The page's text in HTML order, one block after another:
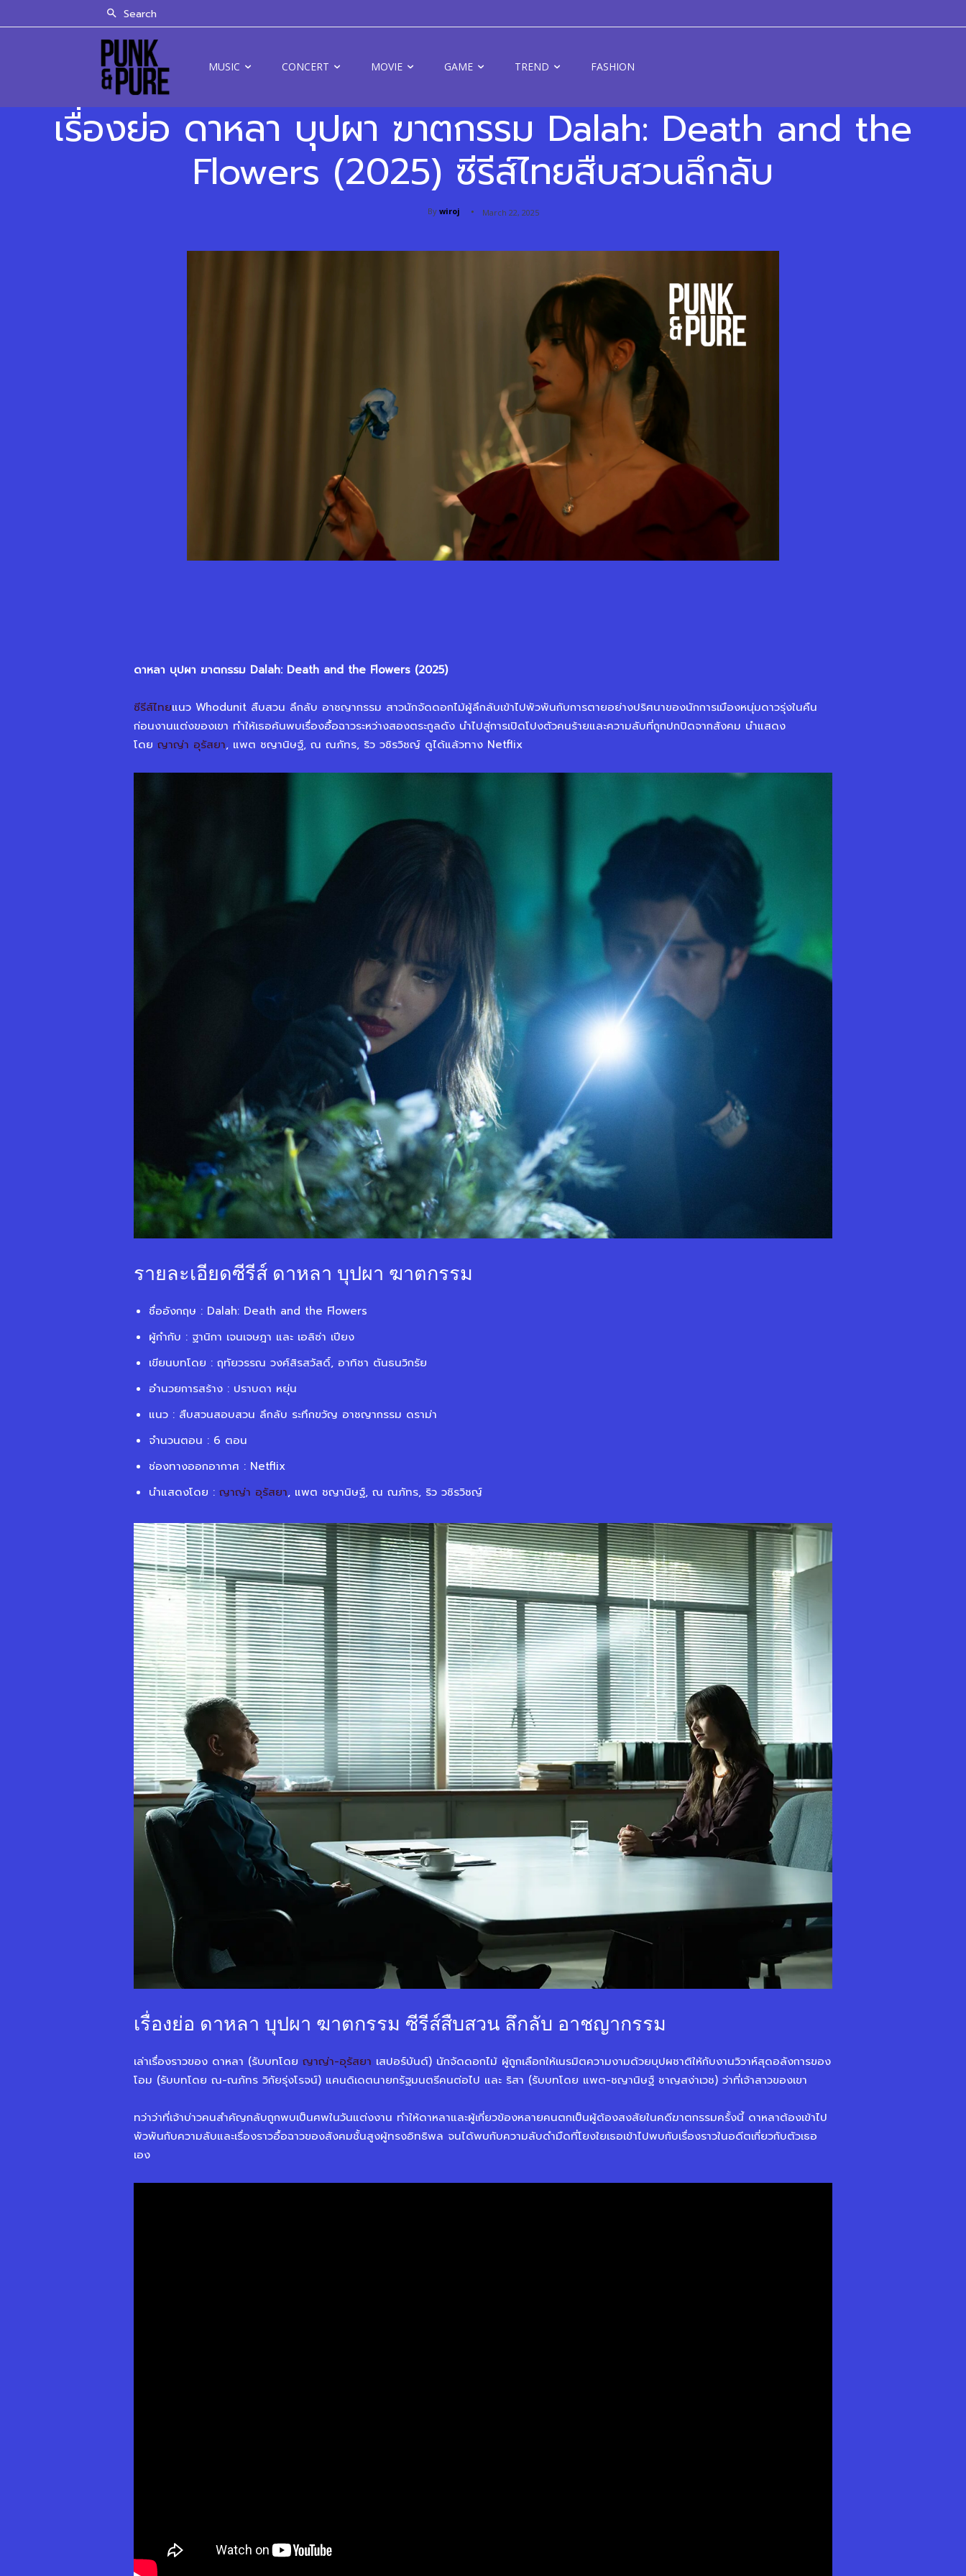
Search
MUSIC CONCERT MOVIE GAME TREND FASHION
เรื่องย่อ ดาหลา บุปผา ฆาตกรรม Dalah: Death and the
Flowers (2025) ซีรีส์ไทยสืบสวนลึกลับ
By wiroj March 22, 2025
ดาหลา บุปผา ฆาตกรรม Dalah: Death and the Flowers (2025)
ซีรีส์ไทยแนว Whodunit สืบสวน ลึกลับ อาชญากรรม สาวนักจัดดอกไม้ผู้ลึกลับเข้าไปพัวพันกับการตายอย่างปริศนาของนักการเมืองหนุ่มดาวรุ่งในคืน
ก่อนงานแต่งของเขา ทำให้เธอค้นพบเรื่องอื้อฉาวระหว่างสองตระกูลดัง นำไปสู่การเปิดโปงตัวคนร้ายและความลับที่ถูกปกปิดจากสังคม นำแสดง
โดย ญาญ่า อุรัสยา, แพต ชญานิษฐ์, ณ ณภัทร, ริว วชิรวิชญ์ ดูได้แล้วทาง Netflix
รายละเอียดซีรีส์ ดาหลา บุปผา ฆาตกรรม
ชื่ออังกฤษ : Dalah: Death and the Flowers
ผู้กำกับ : ฐานิกา เจนเจษฎา และ เอลิซ่า เปียง
เขียนบทโดย : ฤทัยวรรณ วงศ์สิรสวัสดิ์, อาทิชา ตันธนวิกรัย
อำนวยการสร้าง : ปราบดา หยุ่น
แนว : สืบสวนสอบสวน ลึกลับ ระทึกขวัญ อาชญากรรม ดราม่า
จำนวนตอน : 6 ตอน
ช่องทางออกอากาศ : Netflix
นำแสดงโดย : ญาญ่า อุรัสยา, แพต ชญานิษฐ์, ณ ณภัทร, ริว วชิรวิชญ์
เรื่องย่อ ดาหลา บุปผา ฆาตกรรม ซีรีส์สืบสวน ลึกลับ อาชญากรรม
เล่าเรื่องราวของ ดาหลา (รับบทโดย ญาญ่า-อุรัสยา เสปอร์บันด์) นักจัดดอกไม้ ผู้ถูกเลือกให้เนรมิตความงามด้วยบุปผชาติให้กับงานวิวาห์สุดอลังการของ
โอม (รับบทโดย ณ-ณภัทร วิกัยรุ่งโรจน์) แคนดิเดตนายกรัฐมนตรีคนต่อไป และ ริสา (รับบทโดย แพต-ชญานิษฐ์ ชาญสง่าเวช) ว่าที่เจ้าสาวของเขา
ทว่าว่าที่เจ้าบ่าวคนสำคัญกลับถูกพบเป็นศพในวันแต่งงาน ทำให้ดาหลาและผู้เกี่ยวข้องหลายคนตกเป็นผู้ต้องสงสัยในคดีฆาตกรรมครั้งนี้ ดาหลาต้องเข้าไป
พัวพันกับความลับและเรื่องราวอื้อฉาวของสังคมชั้นสูงผู้ทรงอิทธิพล จนได้พบกับความลับดำมืดที่โยงใยเธอเข้าไปพบกับเรื่องราวในอดีตเกี่ยวกับตัวเธอ
เอง